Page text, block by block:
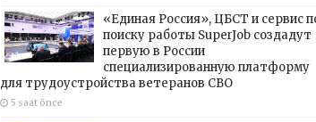
«Единая Россия», ЦБСТ и сервис
поиску работы SuperJob создадут
первую в России
специализированную платформу
для трудоустройства ветеранов СВО
5 saat önce